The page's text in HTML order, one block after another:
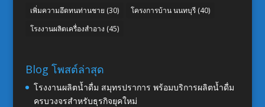
เพิ่มความอึดทนท่านชาย (30) โครงการบ้าน นนทบุรี(40)
โรงงานผลิตเครื่องสำอาง (45)
Blog โพสต์ล่าสุด
โรงงานผลิตน้ำดื่ม สมุทรปราการ พร้อมบริการผลิตน้ำดื่ม
ครบวงจรสำหรับธุรกิจยุคใหม่